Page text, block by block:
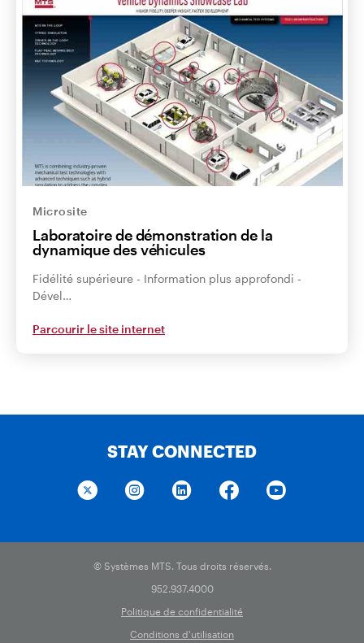
Microsite
Laboratoire de démonstration de la
dynamique des véhicules
Fidélité supérieure - Information plus approfondi -
Dével…
Parcourir le site internet
STAY CONNECTED
© Systèmes MTS. Tous droits réservés.
952.937.4000
Politique de confidentialité
Conditions d'utilisation